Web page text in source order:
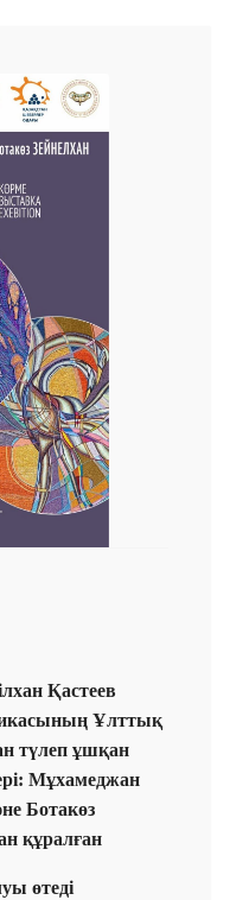
Қастеев
Ұлттық
түлеп ұшқан
Мұхамеджан
Ботакөз
құралған
өтеді